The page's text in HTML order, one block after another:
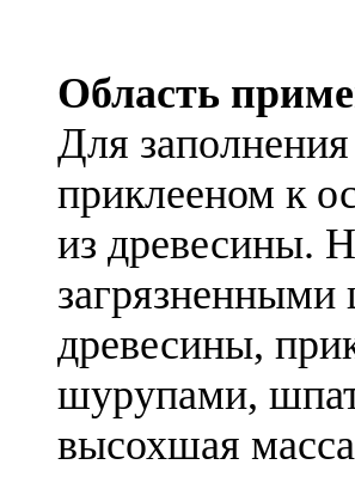
Область
Для
приклееном к
из древесины.
древесины,
шурупами,
высохшая